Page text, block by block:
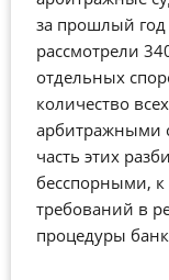
за прошлый год
рассмотрели
отдельных
количество
арбитражными
часть этих
бесспорными,
требований в
процедуры